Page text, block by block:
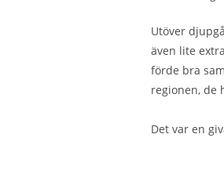
Utöver
även lite
förde bra
regionen, de
Det var en